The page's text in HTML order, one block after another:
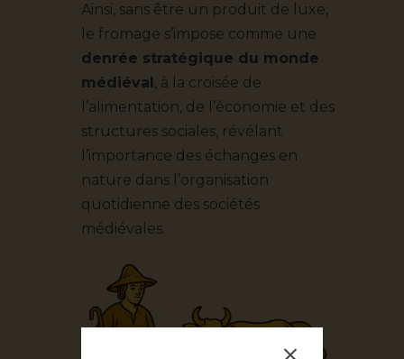
Ainsi, sans être un produit de luxe,
le fromage s’impose comme une
denrée stratégique du monde
médiéval , à la croisée de
l’alimentation, de l’économie et des
structures sociales, révélant
l’importance des échanges en
nature dans l’organisation
quotidienne des sociétés
médiévales.